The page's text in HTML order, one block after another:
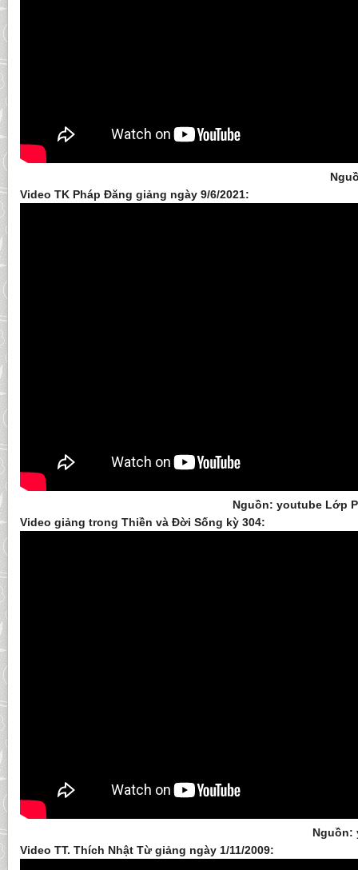
Video TK Pháp Đăng giảng ngày 9/6/2021:
Nguồn: youtube Lớp
Video giảng trong Thiền và Đời Sống kỳ 304:
Nguồn:
Video TT. Thích Nhật Từ giảng ngày 1/11/2009: